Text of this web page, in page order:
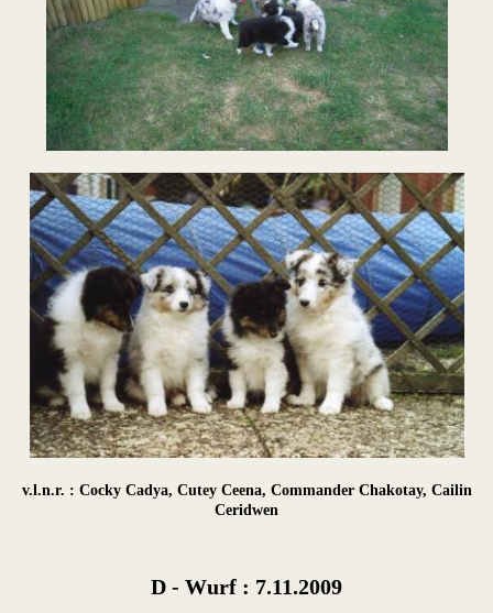
v.l.n.r. : Cocky Cadya, Cutey Ceena, Commander Chakotay, Cailin
Ceridwen
D - Wurf : 7.11.2009